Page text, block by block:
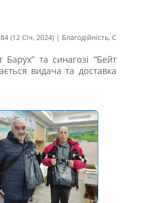
(12 Січ, 2024)| Благодійність, С
та синагозі “Бейт
видача та доставка